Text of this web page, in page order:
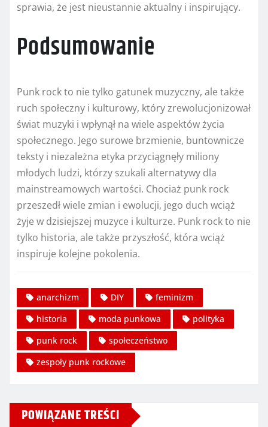
sprawia, że jest nieustannie aktualny i inspirujący.
Podsumowanie
Punk rock to nie tylko gatunek muzyczny, ale także
ruch społeczny i kulturowy, który zrewolucjonizował
świat muzyki i wpłynął na wiele aspektów życia
społecznego. Jego surowe brzmienie, buntownicze
teksty i niezależna etyka przyciągnęły miliony
młodych ludzi, którzy szukali alternatywy dla
mainstreamowych wartości. Chociaż punk rock
przeszedł wiele zmian i ewolucji, jego duch wciąż
żyje w dzisiejszej muzyce i kulturze. Punk rock to nie
tylko historia, ale także przyszłość, która wciąż
inspiruje kolejne pokolenia.
anarchizm DIY
feminizm
historia
moda punkowa
polityka
punk rock
społeczeństwo
zespoły punk rockowe
POWIĄZANE TREŚCI